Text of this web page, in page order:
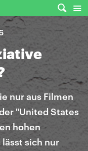
nur aus Filmen
"United States
hohen
sich nur